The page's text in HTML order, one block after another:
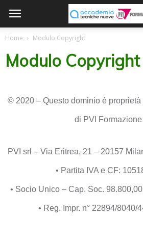
Home Modulo Copyright
Modulo Copyright
© 2020 – Questo dominio è
di PVI Formazione
PVI srl – Via Eritrea, 21 – 20157
• Partita IVA e CF:
• Socio Unico – Cap. Soc.
• Reg. Impr. n° 22894/8040/